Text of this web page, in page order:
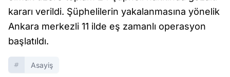
kararı verildi. Şüphelilerin yakalanmasına yönelik
Ankara merkezli 11 ilde eş zamanlı operasyon
başlatıldı.
Asayiş